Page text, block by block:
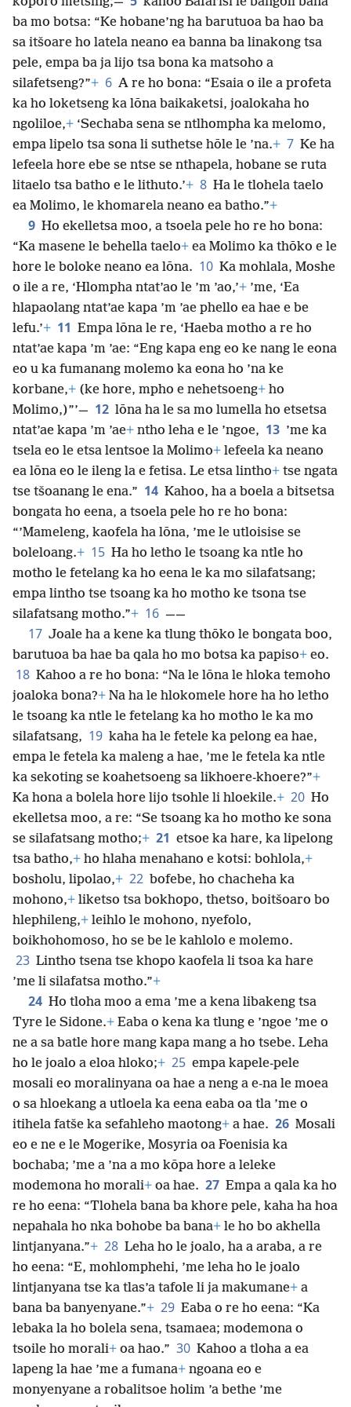
ba mo botsa: “Ke hobane’ng ha barutuoa ba hao ba
sa itšoare ho latela neano ea banna ba linakong tsa
pele, empa ba ja lijo tsa bona ka matsoho a
silafetseng?”+ 6 A re ho bona: “Esaia o ile a profeta
ka ho loketseng ka lōna baikaketsi, joalokaha ho
ngoliloe,+ ‘Sechaba sena se ntlhompha ka melomo,
empa lipelo tsa sona li suthetse hōle le ’na.+ 7 Ke ha
lefeela hore ebe se ntse se nthapela, hobane se ruta
litaelo tsa batho e le lithuto.’+ 8 Ha le tlohela taelo
ea Molimo, le khomarela neano ea batho.”+
9 Ho ekelletsa moo, a tsoela pele ho re ho bona:
“Ka masene le behella taelo+ ea Molimo ka thōko e le
hore le boloke neano ea lōna. 10 Ka mohlala, Moshe
o ile a re, ‘Hlompha ntat’ao le ’m ’ao,’+ ’me, ‘Ea
hlapaolang ntat’ae kapa ’m ’ae phello ea hae e be
lefu.’+ 11 Empa lōna le re, ‘Haeba motho a re ho
ntat’ae kapa ’m ’ae: “Eng kapa eng eo ke nang le eona
eo u ka fumanang molemo ka eona ho ’na ke
korbane,+ (ke hore, mpho e nehetsoeng+ ho
Molimo,)”’— 12 lōna ha le sa mo lumella ho etsetsa
ntat’ae kapa ’m ’ae+ ntho leha e le ’ngoe, 13 ’me ka
tsela eo le etsa lentsoe la Molimo+ lefeela ka neano
ea lōna eo le ileng la e fetisa. Le etsa lintho+ tse ngata
tse tšoanang le ena.” 14 Kahoo, ha a boela a bitsetsa
bongata ho eena, a tsoela pele ho re ho bona:
“’Mameleng, kaofela ha lōna, ’me le utloisise se
boleloang.+ 15 Ha ho letho le tsoang ka ntle ho
motho le fetelang ka ho eena le ka mo silafatsang;
empa lintho tse tsoang ka ho motho ke tsona tse
silafatsang motho.”+ 16 ——
17 Joale ha a kene ka tlung thōko le bongata boo,
barutuoa ba hae ba qala ho mo botsa ka papiso+ eo.
18 Kahoo a re ho bona: “Na le lōna le hloka temoho
joaloka bona?+ Na ha le hlokomele hore ha ho letho
le tsoang ka ntle le fetelang ka ho motho le ka mo
silafatsang, 19 kaha ha le fetele ka pelong ea hae,
empa le fetela ka maleng a hae, ’me le fetela ka ntle
ka sekoting se koahetsoeng sa likhoere-khoere?”+
Ka hona a bolela hore lijo tsohle li hloekile.+ 20 Ho
ekelletsa moo, a re: “Se tsoang ka ho motho ke sona
se silafatsang motho;+ 21 etsoe ka hare, ka lipelong
tsa batho,+ ho hlaha menahano e kotsi: bohlola,+
bosholu, lipolao,+ 22 bofebe, ho chacheha ka
mohono,+ liketso tsa bokhopo, thetso, boitšoaro bo
hlephileng,+ leihlo le mohono, nyefolo,
boikhohomoso, ho se be le kahlolo e molemo.
23 Lintho tsena tse khopo kaofela li tsoa ka hare
’me li silafatsa motho.”+
24 Ho tloha moo a ema ’me a kena libakeng tsa
Tyre le Sidone.+ Eaba o kena ka tlung e ’ngoe ’me o
ne a sa batle hore mang kapa mang a ho tsebe. Leha
ho le joalo a eloa hloko;+ 25 empa kapele-pele
mosali eo moralinyana oa hae a neng a e-na le moea
o sa hloekang a utloela ka eena eaba oa tla ’me o
itihela fatše ka sefahleho maotong+ a hae. 26 Mosali
eo e ne e le Mogerike, Mosyria oa Foenisia ka
bochaba; ’me a ’na a mo kōpa hore a leleke
modemona ho morali+ oa hae. 27 Empa a qala ka ho
re ho eena: “Tlohela bana ba khore pele, kaha ha hoa
nepahala ho nka bohobe ba bana+ le ho bo akhella
lintjanyana.”+ 28 Leha ho le joalo, ha a araba, a re
ho eena: “E, mohlomphehi, ’me leha ho le joalo
lintjanyana tse ka tlas’a tafole li ja makumane+ a
bana ba banyenyane.”+ 29 Eaba o re ho eena: “Ka
lebaka la ho bolela sena, tsamaea; modemona o
tsoile ho morali+ oa hao.” 30 Kahoo a tloha a ea
lapeng la hae ’me a fumana+ ngoana eo e
monyenyane a robalitsoe holim ’a bethe ’me